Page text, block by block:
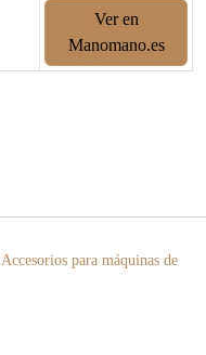
Ver en
Manomano.es
Accesorios para máquinas de